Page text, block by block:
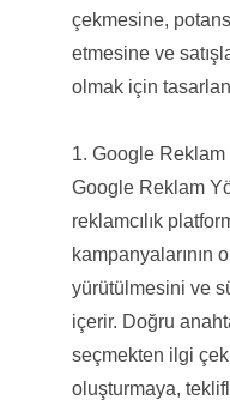
çekmesine,
etmesine ve
olmak için
1. Google
Google Reklam
reklamcılık
kampanyalarının
yürütülmesini ve
içerir. Doğru
seçmekten ilgi
oluşturmaya,